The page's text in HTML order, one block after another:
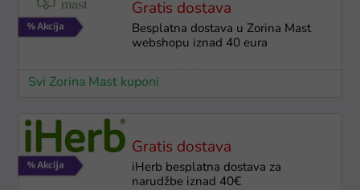
Gratis dostava
Besplatna dostava u Zorina Mast
webshopu iznad 40 eura
Svi Zorina Mast kuponi
Gratis dostava
iHerb besplatna dostava za
narudžbe iznad 40€